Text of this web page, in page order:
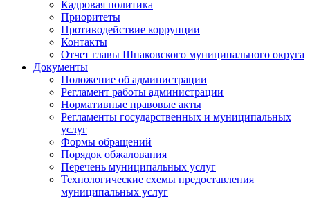
Кадровая политика
Приоритеты
Противодействие коррупции
Контакты
Отчет главы Шпаковского муниципального округа
Документы
Положение об администрации
Регламент работы администрации
Нормативные правовые акты
Регламенты государственных и муниципальных
услуг
Формы обращений
Порядок обжалования
Перечень муниципальных услуг
Технологические схемы предоставления
муниципальных услуг